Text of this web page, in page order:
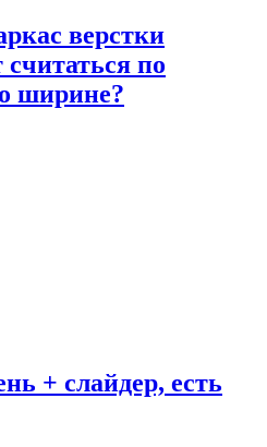
верстки
по
ширине?
+ слайдер, есть